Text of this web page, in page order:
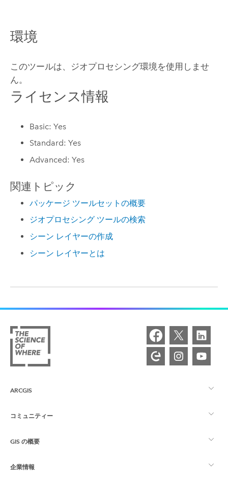
環境
このツールは、ジオプロセシング環境を使用しませ
ん。
ライセンス情報
Basic: Yes
Standard: Yes
Advanced: Yes
関連トピック
パッケージ ツールセットの概要
ジオプロセシング ツールの検索
シーン レイヤーの作成
シーン レイヤーとは
ARCGIS
ArcGIS の概要
マッピング
コミュニティー
Esri Community
ArcGIS ブログ
GIS の概要
GIS とは
企業情報